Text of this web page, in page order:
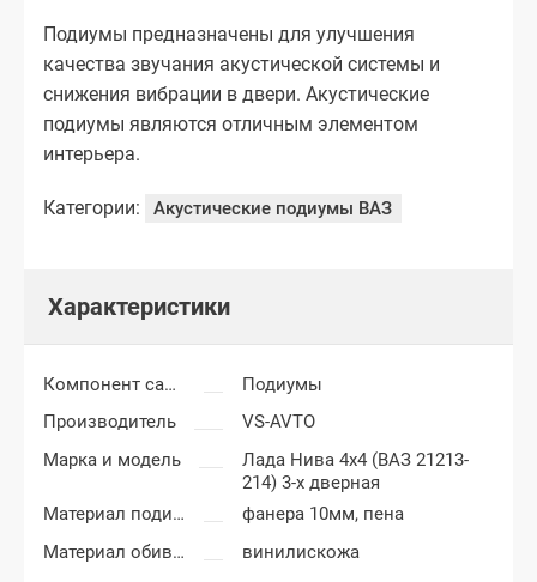
Подиумы предназначены для улучшения
качества звучания акустической системы и
снижения вибрации в двери. Акустические
подиумы являются отличным элементом
интерьера.
Категории: Акустические подиумы ВАЗ
Характеристики
Компонент салона
Подиумы
Производитель
VS-AVTO
Марка и модель
Лада Нива 4x4 (ВАЗ 21213-
214) 3-х дверная
Материал подиумов
фанера 10мм, пена
Материал обивки подиумов
винилискожа